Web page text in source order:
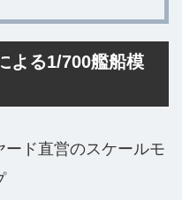
よる1/700艦船模
ド直営のスケールモ